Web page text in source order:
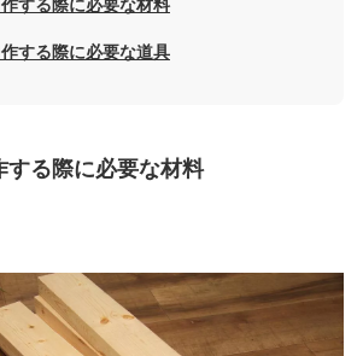
する際に必要な材料
する際に必要な道具
する際に必要な材料